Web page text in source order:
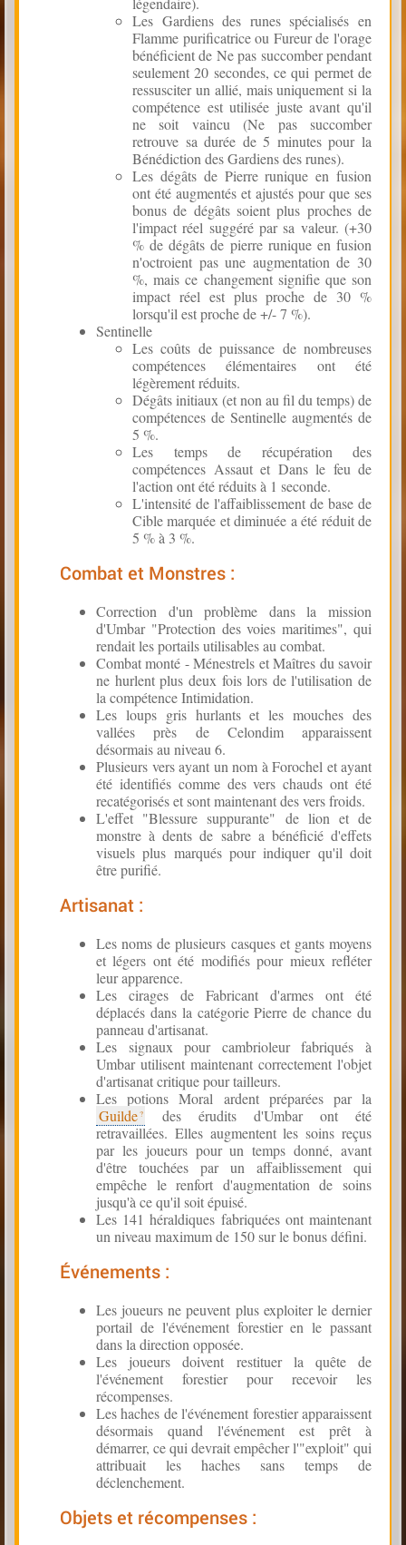
Les Gardiens des runes spécialisés en
Flamme purificatrice ou Fureur de l'orage
bénéficient de Ne pas succomber pendant
seulement 20 secondes, ce qui permet de
ressusciter un allié, mais uniquement si la
compétence est utilisée juste avant qu'il
ne soit vaincu (Ne pas succomber
retrouve sa durée de 5 minutes pour la
Bénédiction des Gardiens des runes).
Les dégâts de Pierre runique en fusion
ont été augmentés et ajustés pour que ses
bonus de dégâts soient plus proches de
l'impact réel suggéré par sa valeur. (+30
% de dégâts de pierre runique en fusion
n'octroient pas une augmentation de 30
%, mais ce changement signifie que son
impact réel est plus proche de 30 %
lorsqu'il est proche de +/- 7 %).
Sentinelle
Les coûts de puissance de nombreuses
compétences élémentaires ont été
légèrement réduits.
Dégâts initiaux (et non au fil du temps) de
compétences de Sentinelle augmentés de
5 %.
Les temps de récupération des
compétences Assaut et Dans le feu de
l'action ont été réduits à 1 seconde.
L'intensité de l'affaiblissement de base de
Cible marquée et diminuée a été réduit de
5 % à 3 %.
Combat et Monstres :
Correction d'un problème dans la mission
d'Umbar "Protection des voies maritimes", qui
rendait les portails utilisables au combat.
Combat monté - Ménestrels et Maîtres du savoir
ne hurlent plus deux fois lors de l'utilisation de
la compétence Intimidation.
Les loups gris hurlants et les mouches des
vallées près de Celondim apparaissent
désormais au niveau 6.
Plusieurs vers ayant un nom à Forochel et ayant
été identifiés comme des vers chauds ont été
recatégorisés et sont maintenant des vers froids.
L'effet "Blessure suppurante" de lion et de
monstre à dents de sabre a bénéficié d'effets
visuels plus marqués pour indiquer qu'il doit
être purifié.
Artisanat :
Les noms de plusieurs casques et gants moyens
et légers ont été modifiés pour mieux refléter
leur apparence.
Les cirages de Fabricant d'armes ont été
déplacés dans la catégorie Pierre de chance du
panneau d'artisanat.
Les signaux pour cambrioleur fabriqués à
Umbar utilisent maintenant correctement l'objet
d'artisanat critique pour tailleurs.
Les potions Moral ardent préparées par la
Guilde
des érudits d'Umbar ont été
retravaillées. Elles augmentent les soins reçus
par les joueurs pour un temps donné, avant
d'être touchées par un affaiblissement qui
empêche le renfort d'augmentation de soins
jusqu'à ce qu'il soit épuisé.
Les 141 héraldiques fabriquées ont maintenant
un niveau maximum de 150 sur le bonus défini.
Événements :
Les joueurs ne peuvent plus exploiter le dernier
portail de l'événement forestier en le passant
dans la direction opposée.
Les joueurs doivent restituer la quête de
l'événement forestier pour recevoir les
récompenses.
Les haches de l'événement forestier apparaissent
désormais quand l'événement est prêt à
démarrer, ce qui devrait empêcher l'"exploit" qui
attribuait les haches sans temps de
déclenchement.
Objets et récompenses :